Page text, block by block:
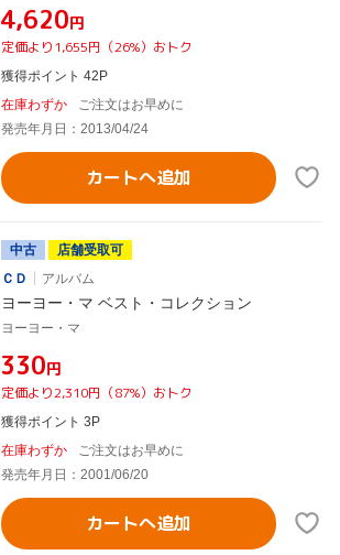
¥4,620円
定価より1,655円（26%）おトク
獲得ポイント 42P
在庫わずか
ご注文はお早めに
発売年月日：2013/04/24
カートへ追加
中古
店舗受取可
ＣＤ
アルバム
ヨーヨー・マ ベスト・コレクション
ヨーヨー・マ
¥330円
定価より2,310円（87%）おトク
獲得ポイント 3P
在庫わずか
ご注文はお早めに
発売年月日：2001/06/20
カートへ追加